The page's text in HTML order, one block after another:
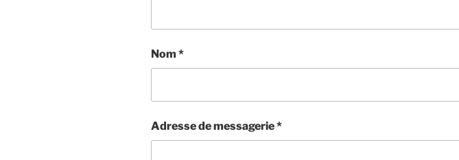
Nom *
Adresse de messagerie*